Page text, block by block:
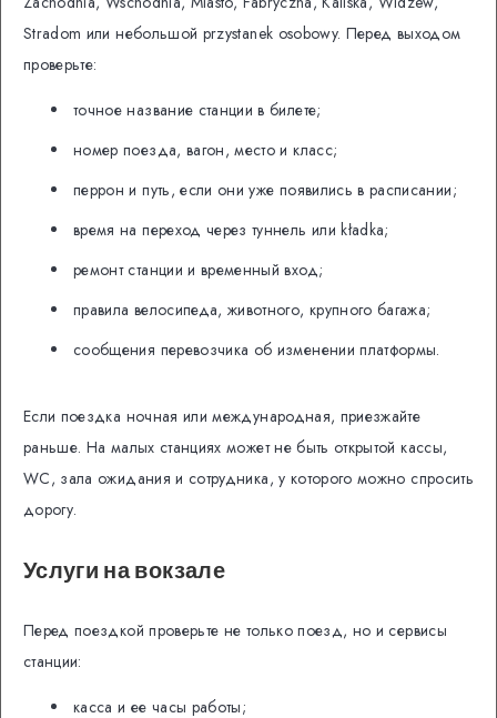
Stradom или небольшой przystanek osobowy. Перед выходом
проверьте:
точное название станции в билете;
номер поезда, вагон, место и класс;
перрон и путь, если они уже появились в расписании;
время на переход через туннель или kładka;
ремонт станции и временный вход;
правила велосипеда, животного, крупного багажа;
сообщения перевозчика об изменении платформы.
Если поездка ночная или международная, приезжайте
раньше. На малых станциях может не быть открытой кассы,
WC, зала ожидания и сотрудника, у которого можно спросить
дорогу.
Услуги на вокзале
Перед поездкой проверьте не только поезд, но и сервисы
станции:
касса и ее часы работы;